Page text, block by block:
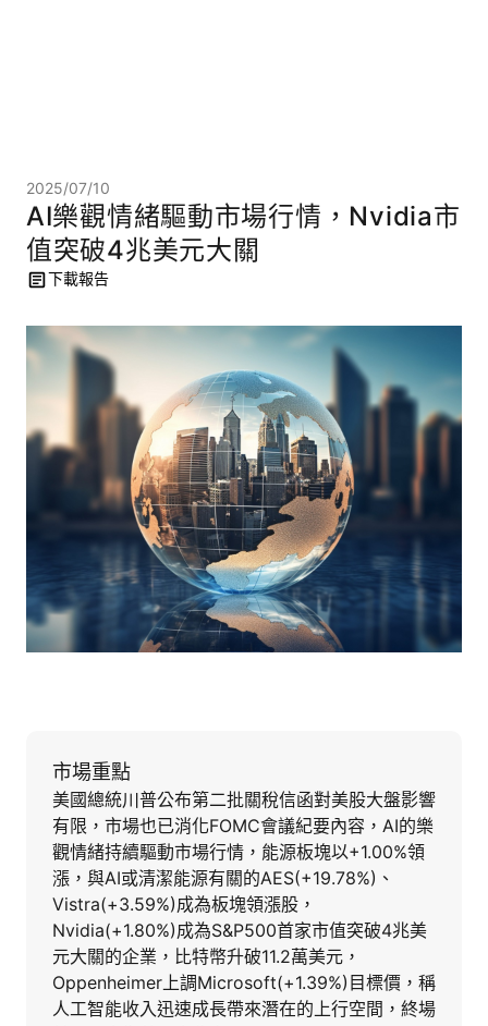
2025/07/10
AI樂觀情緒驅動市場行情，Nvidia市
值突破4兆美元大關
下載報告
市場重點
美國總統川普公布第二批關稅信函對美股大盤影響
有限，市場也已消化FOMC會議紀要內容，AI的樂
觀情緒持續驅動市場行情，能源板塊以+1.00%領
漲，與AI或清潔能源有關的AES(+19.78%)、
Vistra(+3.59%)成為板塊領漲股，
Nvidia(+1.80%)成為S&P500首家市值突破4兆美
元大關的企業，比特幣升破11.2萬美元，
Oppenheimer上調Microsoft(+1.39%)目標價，稱
人工智能收入迅速成長帶來潛在的上行空間，終場